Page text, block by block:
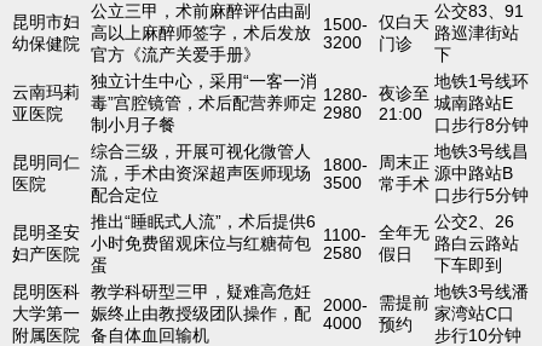
昆明市妇
幼保健院
公立三甲，术前麻醉评估由副
高以上麻醉师签字，术后发放
官方《流产关爱手册》
1500-
3200
仅白天
门诊
公交83、91
路巡津街站
下
云南玛莉
亚医院
独立计生中心，采用“一客一消
毒”宫腔镜管，术后配营养师定
制小月子餐
1280-
2980
夜诊至
21:00
地铁1号线环
城南路站E
口步行8分钟
昆明同仁
医院
综合三级，开展可视化微管人
流，手术由资深超声医师现场
配合定位
1800-
3500
周末正
常手术
地铁3号线昌
源中路站B
口步行5分钟
昆明圣安
妇产医院
推出“睡眠式人流”，术后提供6
小时免费留观床位与红糖荷包
蛋
1100-
2580
全年无
假日
公交2、26
路白云路站
下车即到
昆明医科
大学第一
附属医院
教学科研型三甲，疑难高危妊
娠终止由教授级团队操作，配
备自体血回输机
2000-
4000
需提前
预约
地铁3号线潘
家湾站C口
步行10分钟